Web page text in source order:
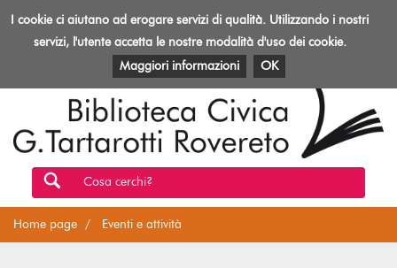
Toggle
Biblioteca
Rovereto
EVENTI E ATTIVITÀ PATRIMONIO E RISORSE
Cosa cerchi?
Home page Eventi e attività
I cookie ci aiutano ad erogare servizi di qualità. Utilizzando i nostri
servizi, l'utente accetta le nostre modalità d'uso dei cookie.
Maggiori informazioni
OK